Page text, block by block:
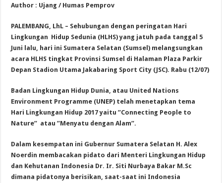
Author : Ujang / Humas Pemprov
PALEMBANG, LhL – Sehubungan dengan peringatan Hari
Lingkungan Hidup Sedunia (HLHS) yang jatuh pada tanggal 5
Juni lalu, hari ini Sumatera Selatan (Sumsel) melangsungkan
acara HLHS tingkat Provinsi Sumsel di Halaman Plaza Parkir
Depan Stadion Utama Jakabaring Sport City (JSC). Rabu (12/07)
Badan Lingkungan Hidup Dunia, atau United Nations
Environment Programme (UNEP) telah menetapkan tema
Hari Lingkungan Hidup 2017 yaitu ”Connecting People to
Nature” atau ”Menyatu dengan Alam”.
Dalam kesempatan ini Gubernur Sumatera Selatan H. Alex
Noerdin membacakan pidato dari Menteri Lingkungan Hidup
dan Kehutanan Indonesia Dr. Ir. Siti Nurbaya Bakar M.Sc
dimana pidatonya berisikan, saat-saat ini Indonesia